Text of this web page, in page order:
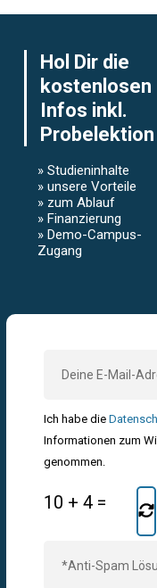
Hol Dir die
kostenlosen
Infos inkl.
Probelektion
» Studieninhalte
» unsere Vorteile
» zum Ablauf
» Finanzierung
» Demo-Campus-
Zugang
Ich habe die
Informationen zum
genommen.
10 + 4 =